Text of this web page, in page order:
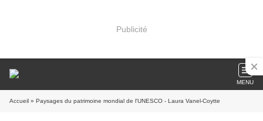
Publicité
MENU
Accueil » Paysages du patrimoine mondial de l'UNESCO - Laura Vanel-Coytte